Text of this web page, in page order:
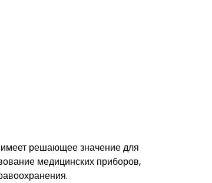
решающее значение для
медицинских приборов,